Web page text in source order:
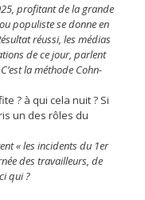
profitant de la grande
populiste se donne en
réussi, les médias
de ce jour, parlent
la méthode Cohn-
? à qui cela nuit ? Si
un des rôles du
« les incidents du 1er
des travailleurs, de
qui ?